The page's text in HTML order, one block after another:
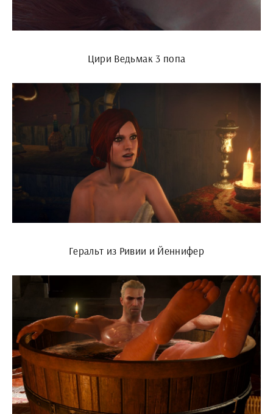
Цири Ведьмак 3 попа
Геральт из Ривии и Йеннифер